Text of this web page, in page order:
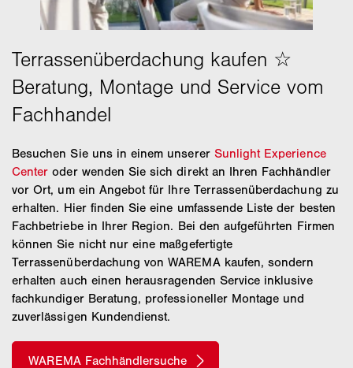
unserem Reinigungskonzentrat.
sie ein- oder zweimal im Jahr gründlich reinigen.
Fangen Sie an, indem Sie die einzelnen Lamellen
sanft abbürsten. Bei stärkeren Verschmutzungen
sollten Sie eine Reinigungslösung und warmes
können das Obermaterial angreifen. Danach säubern
Sie die Rahmenkonstruktion auf dieselbe Weise. Zum
Schluss spritzen Sie das Dach mit dem
Gartenschlauch ab – fertig!
Beim Sonnensegel gehen Sie ähnlich
wie bei der Markise vor. Tragen Sie erst sorgfältig
den Reiniger auf und spritzen Sie das Segel dann mit
sicher.
Besuchen Sie uns in einem unserer Sunlight Experience
Center oder wenden Sie sich direkt an Ihren Fachhändler
vor Ort, um ein Angebot für Ihre Terrassenüberdachung zu
erhalten. Hier finden Sie eine umfassende Liste der besten
Fachbetriebe in Ihrer Region. Bei den aufgeführten Firmen
können Sie nicht nur eine maßgefertigte
Terrassenüberdachung von WAREMA kaufen, sondern
erhalten auch einen herausragenden Service inklusive
fachkundiger Beratung, professioneller Montage und
zuverlässigen Kundendienst.